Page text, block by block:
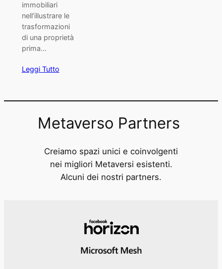
immobiliari
nell’illustrare le
trasformazioni
di una proprietà
prima…
Leggi Tutto
Metaverso Partners
Creiamo spazi unici e coinvolgenti
nei migliori Metaversi esistenti.
Alcuni dei nostri partners.